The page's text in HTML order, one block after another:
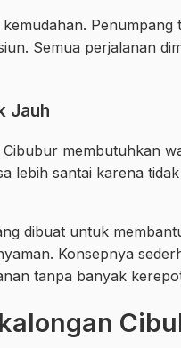
Semua perjalanan
Jauh
membutuhkan
lebih santai karena
dibuat untuk
Konsepnya
tanpa banyak